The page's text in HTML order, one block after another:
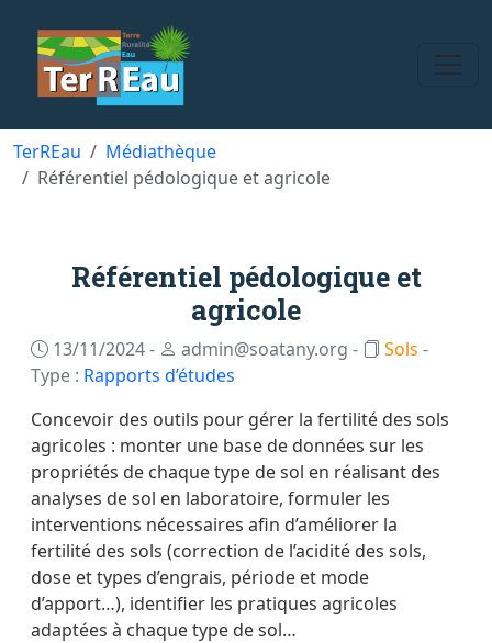
TerREau
Médiathèque
Référentiel pédologique et agricole
Référentiel pédologique et
agricole
13/11/2024 - admin@soatany.org - Sols -
Type : Rapports d’études
Concevoir des outils pour gérer la fertilité des sols
agricoles : monter une base de données sur les
propriétés de chaque type de sol en réalisant des
analyses de sol en laboratoire, formuler les
interventions nécessaires afin d’améliorer la
fertilité des sols (correction de l’acidité des sols,
dose et types d’engrais, période et mode
d’apport…), identifier les pratiques agricoles
adaptées à chaque type de sol…